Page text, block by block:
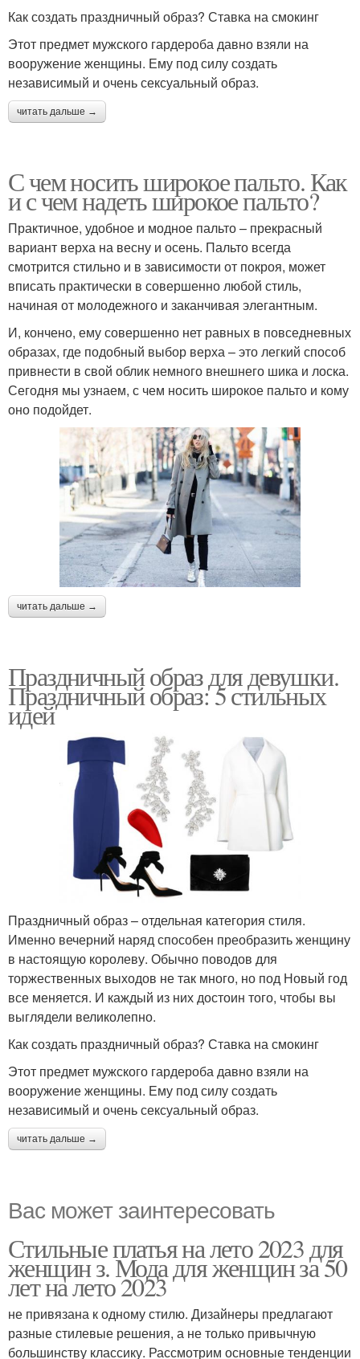
Как создать праздничный образ? Ставка на смокинг
Этот предмет мужского гардероба давно взяли на
вооружение женщины. Ему под силу создать
независимый и очень сексуальный образ.
читать дальше →
С чем носить широкое пальто. Как
и с чем надеть широкое пальто?
Практичное, удобное и модное пальто – прекрасный
вариант верха на весну и осень. Пальто всегда
смотрится стильно и в зависимости от покроя, может
вписать практически в совершенно любой стиль,
начиная от молодежного и заканчивая элегантным.
И, кончено, ему совершенно нет равных в повседневных
образах, где подобный выбор верха – это легкий способ
привнести в свой облик немного внешнего шика и лоска.
Сегодня мы узнаем, с чем носить широкое пальто и кому
оно подойдет.
читать дальше →
Праздничный образ для девушки.
Праздничный образ: 5 стильных
идей
Праздничный образ – отдельная категория стиля.
Именно вечерний наряд способен преобразить женщину
в настоящую королеву. Обычно поводов для
торжественных выходов не так много, но под Новый год
все меняется. И каждый из них достоин того, чтобы вы
выглядели великолепно.
Как создать праздничный образ? Ставка на смокинг
Этот предмет мужского гардероба давно взяли на
вооружение женщины. Ему под силу создать
независимый и очень сексуальный образ.
читать дальше →
Вас может заинтересовать
Стильные платья на лето 2023 для
женщин з. Мода для женщин за 50
лет на лето 2023
не привязана к одному стилю. Дизайнеры предлагают
разные стилевые решения, а не только привычную
большинству классику. Рассмотрим основные тенденции